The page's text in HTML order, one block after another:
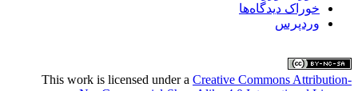
خوراک دیدگاه‌ها
وردپرس
This work is licensed under a Creative Commons Attribution-